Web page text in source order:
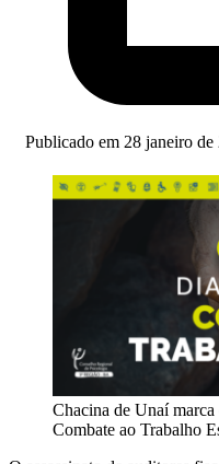
Publicado em 28 janeiro de
Chacina de Unaí
Combate ao Trabalho